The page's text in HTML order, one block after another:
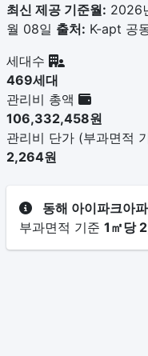
최신 제공 기준월: 2026
월 08일 출처: K-apt 공
세대수
469세대
관리비 총액
106,332,458원
관리비 단가 (부과면적
2,264원
동해 아이파크아
부과면적 기준 1㎡당